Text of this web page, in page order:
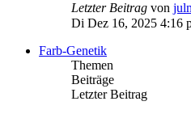
Letzter Beitrag von
Di Dez 16, 2025 4:16
Farb-Genetik
Themen
Beiträge
Letzter Beitrag